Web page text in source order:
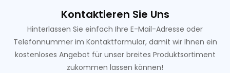
Kontaktieren Sie Uns
Hinterlassen Sie einfach Ihre E-Mail-Adresse oder
Telefonnummer im Kontaktformular, damit wir Ihnen ein
kostenloses Angebot für unser breites Produktsortiment
zukommen lassen können!